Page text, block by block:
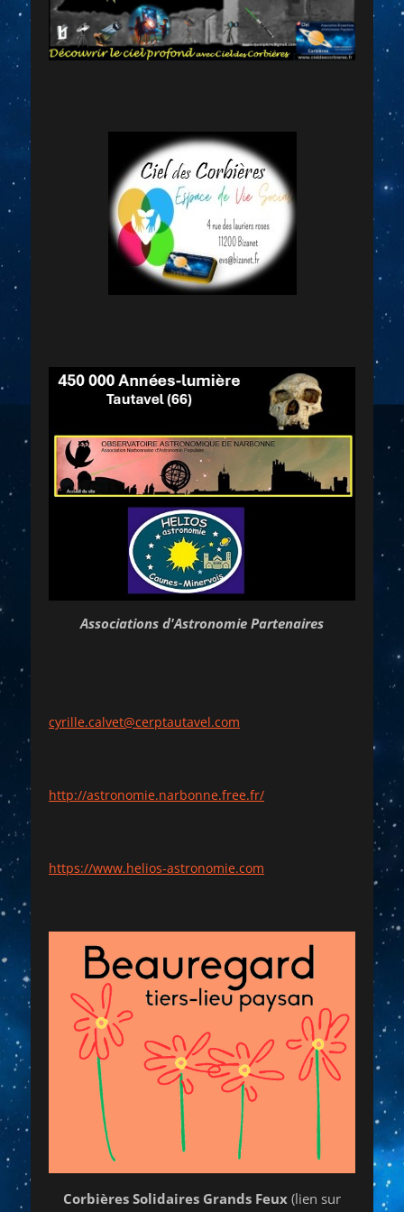
Associations d'Astronomie Partenaires
cyrille.calvet@cerptautavel.com
http://astronomie.narbonne.free.fr/
https://www.helios-astronomie.com
Corbières Solidaires Grands Feux (lien sur